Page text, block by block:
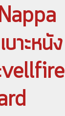
าะหนัง
vellfire